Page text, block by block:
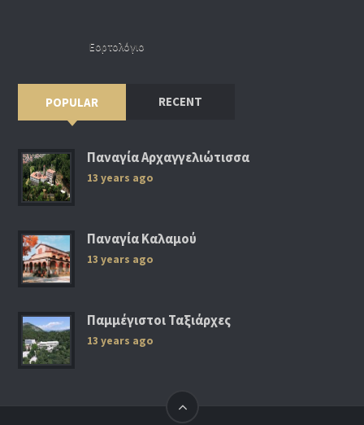
Εορτολόγιο
POPULAR RECENT
Παναγία Αρχαγγελιώτισσα
13 years ago
Παναγία Καλαμού
13 years ago
Παμμέγιστοι Ταξιάρχες
13 years ago